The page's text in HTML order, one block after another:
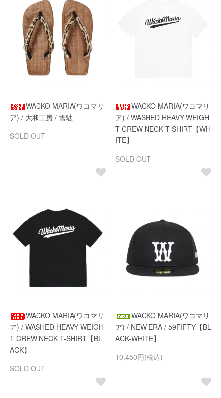
WACKO MARIA(ワコマリ
ア) / 大和工房 / 雪駄
SOLD OUT
WACKO MARIA(ワコマリ
ア) / WASHED HEAVY WEIGH
T CREW NECK T-SHIRT【WH
ITE】
SOLD OUT
WACKO MARIA(ワコマリ
ア) / WASHED HEAVY WEIGH
T CREW NECK T-SHIRT【BL
ACK】
SOLD OUT
WACKO MARIA(ワコマリ
ア) / NEW ERA / 59FIFTY【BL
ACK-WHITE】
10,450円(税込)